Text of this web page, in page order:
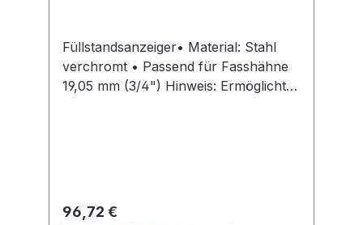
Füllstandsanzeiger• Material: Stahl
verchromt • Passend für Fasshähne
19,05 mm (3/4") Hinweis: Ermöglicht
Regulärer Preis:
96,72 €